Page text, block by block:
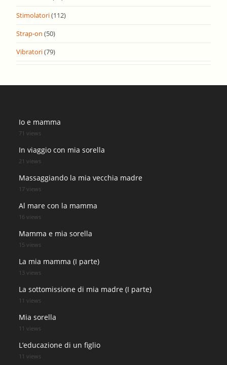
Stimolatori(112)
Strap-on (50)
Vibratori(79)
Io e mamma
71 views
In viaggio con mia sorella
21 views
Massaggiando la mia vecchia madre
17 views
Al mare con la mamma
16 views
Mamma e mia sorella
15 views
La mia mamma (I parte)
13 views
La sottomissione di mia madre (I parte)
11 views
Mia sorella
11 views
L’educazione di un figlio
11 views